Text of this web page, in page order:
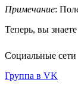
Примечание:
Теперь, вы
Социальные сети
Группа в VK